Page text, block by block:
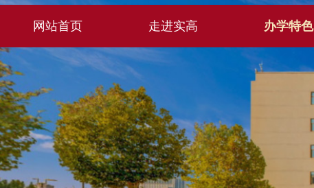
网站首页 走进实高 办学特色